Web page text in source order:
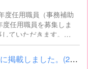
度任用職員（事務補助
ール）事業にかかるパ
入力・整理事務、電話
■募集人数 １
入学者選抜に関する情報を以下に掲載しました。(2026.8.4) ■令和...